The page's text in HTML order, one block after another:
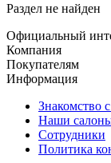
Раздел не найден
Официальный
Компания
Покупателям
Информация
Знакомство
Наши
Сотрудники
Политика